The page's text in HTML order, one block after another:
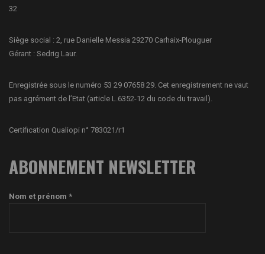
32
Siège social : 2, rue Danielle Messia 29270 Carhaix-Plouguer
Gérant : Sedrig Laur.
Enregistrée sous le numéro 53 29 07658 29. Cet enregistrement ne vaut
pas agrément de l’Etat (article L.6352-12 du code du travail).
Certification Qualiopi n° 783021/r1
ABONNEMENT NEWSLETTER
Nom et prénom *